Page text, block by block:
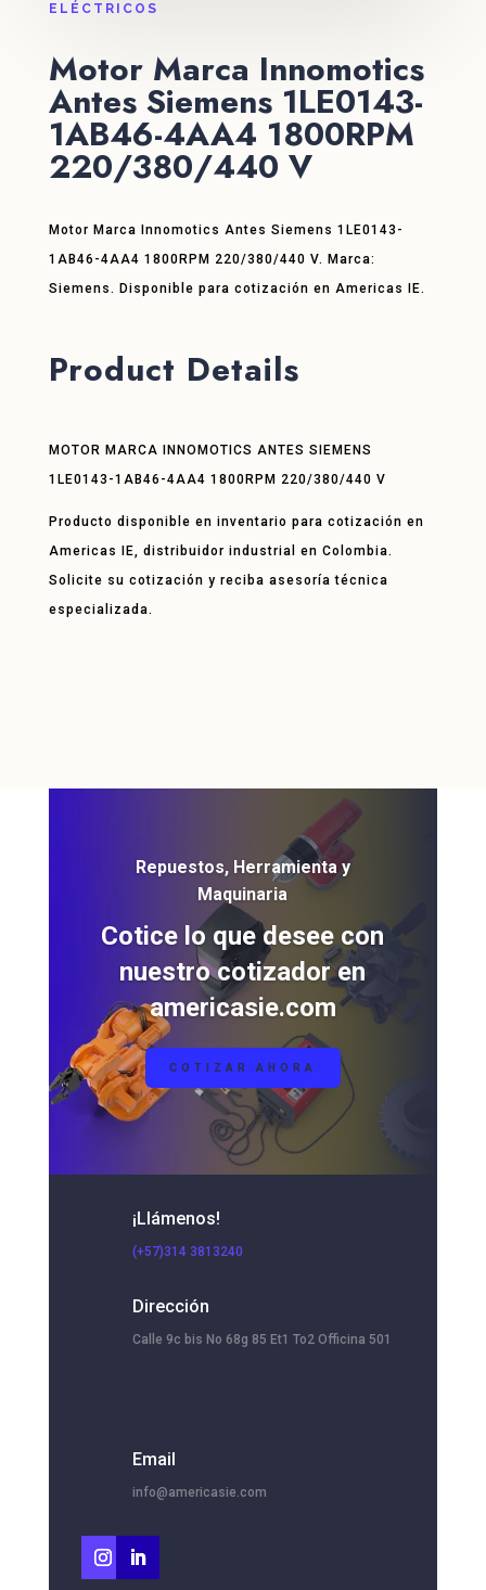
ELÉCTRICOS
Motor Marca Innomotics
Antes Siemens 1LE0143-
1AB46-4AA4 1800RPM
220/380/440 V
Motor Marca Innomotics Antes Siemens 1LE0143-
1AB46-4AA4 1800RPM 220/380/440 V. Marca:
Siemens. Disponible para cotización en Americas IE.
Product Details
MOTOR MARCA INNOMOTICS ANTES SIEMENS
1LE0143-1AB46-4AA4 1800RPM 220/380/440 V
Producto disponible en inventario para cotización en
Americas IE, distribuidor industrial en Colombia.
Solicite su cotización y reciba asesoría técnica
especializada.
Repuestos, Herramienta y
Maquinaria
Cotice lo que desee con
nuestro cotizador en
americasie.com
COTIZAR AHORA
¡Llámenos!
(+57)314 3813240
Dirección
Calle 9c bis No 68g 85 Et1 To2 Officina 501
Email
info@americasie.com